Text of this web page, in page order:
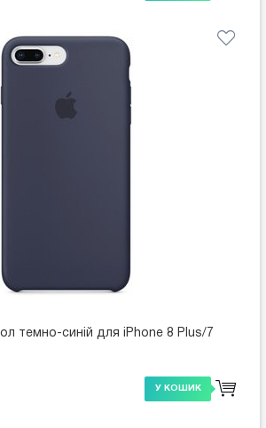
темно-синій для iPhone 8 Plus/7
У КОШИК